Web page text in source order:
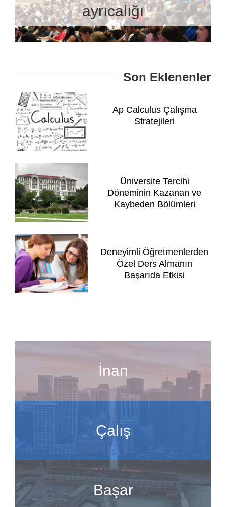
ayrıcalığı
Son Eklenenler
Ap Calculus Çalışma
Stratejileri
Üniversite Tercihi
Döneminin Kazanan ve
Kaybeden Bölümleri
Deneyimli Öğretmenlerden
Özel Ders Almanın
Başarıda Etkisi
İnan
Çalış
Başar